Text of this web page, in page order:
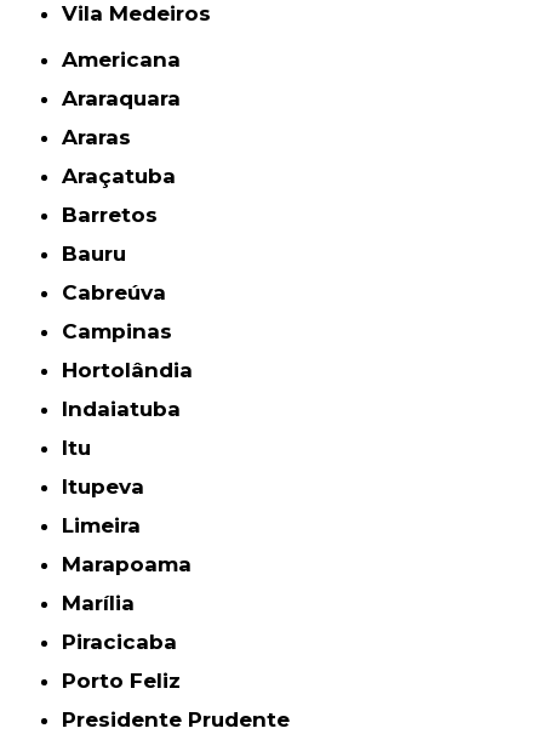
Vila Medeiros
Americana
Araraquara
Araras
Araçatuba
Barretos
Bauru
Cabreúva
Campinas
Hortolândia
Indaiatuba
Itu
Itupeva
Limeira
Marapoama
Marília
Piracicaba
Porto Feliz
Presidente Prudente